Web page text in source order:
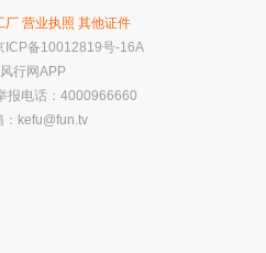
厂 营业执照 其他证件
ICP备10012819号-16A
行网APP
报电话：4000966660
kefu@fun.tv